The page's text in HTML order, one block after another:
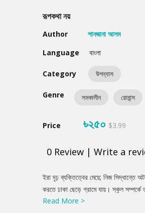
রূপকথা নয়
Author
শানজানা আলম
Language
বাংলা
Category উপন্যাস
Genre সমকালীন রোমান্স
Price ৳২৫০ $3.99
0 Review | Write a
Product
Summery
ইরা দৃঢ় ব্যক্তিত্বের মেয়ে; নিজ সিদ্ধান্তে
করতে ঢাকা ছেড়ে গ্রামে যায়। স্কুল
কোথায় থাকবে সে? তবু সে চাকরিটা করতে
Read More >